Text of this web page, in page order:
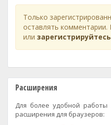
Только
оставлять комментарии.
или зарегистрируйтесь
Расширения
Для более удобной
расширения для браузеров: